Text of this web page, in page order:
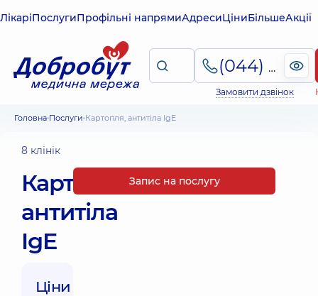
ЛікаріПослугиПрофільні напрямиАдресиЦіниБільшеАкції
(044) 495-2-888
Замовити дзвінок
Головна Послуги Картопля, антитіла IgE
8 клінік
Картопля,
антитіла
IgE
Ціни
Запис на послугу